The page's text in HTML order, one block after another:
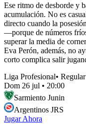
Ese ritmo de desborde y
acumulación. No es
directo cuando la
—porque de números
superar la media de
Eva Perón, además, no
corto complica salir
Liga Profesional•
Dom 26 jul • 20:00
Sarmiento Junin
Argentinos JRS
Jugar Ahora